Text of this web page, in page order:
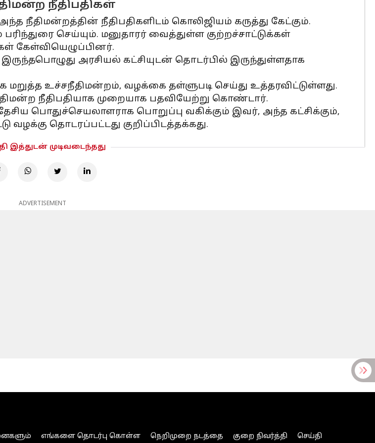
நீதிபதிகள்
நீதிமன்றத்தின் நீதிபதிகளிடம் கொலிஜியம் கருத்து கேட்கும்.
செய்யும். மனுதாரர் வைத்துள்ள குற்றச்சாட்டுக்கள்
கேள்வியெழுப்பினர்.
அரசியல் கட்சியுடன் தொடர்பில் இருந்துள்ளதாக
மறுத்த உச்சநீதிமன்றம், வழக்கை தள்ளுபடி செய்து உத்தரவிட்டுள்ளது.
நீதிபதியாக முறையாக பதவியேற்று கொண்டார்.
பொதுச்செயலாளராக பொறுப்பு வகிக்கும் இவர், அந்த கட்சிக்கும்,
தொடரப்பட்டது குறிப்பிடத்தக்கது.
இத்துடன் முடிவடைந்தது
ADVERTISEMENT
எங்களை தொடர்பு கொள்ள நெறிமுறை நடத்தை குறை நிவர்த்தி செய்தி